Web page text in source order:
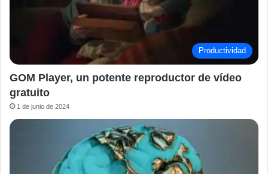
Productividad
GOM Player, un potente reproductor de vídeo
gratuito
1 de junio de 2024